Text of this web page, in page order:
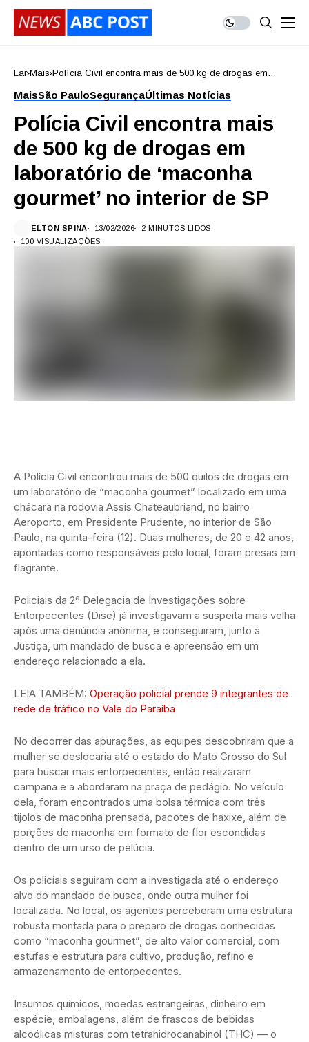
Lar Mais Polícia Civil encontra mais de 500 kg de drogas em
MaisSão PauloSegurançaÚltimas Notícias
Polícia Civil encontra mais
de 500 kg de drogas em
laboratório de ‘maconha
gourmet’ no interior de SP
ELTON SPINA 13/02/2026
2 MINUTOS LIDOS
100 VISUALIZAÇÕES
A Polícia Civil encontrou mais de 500 quilos de drogas em
um laboratório de “maconha gourmet” localizado em uma
chácara na rodovia Assis Chateaubriand, no bairro
Aeroporto, em Presidente Prudente, no interior de São
Paulo, na quinta-feira (12). Duas mulheres, de 20 e 42 anos,
apontadas como responsáveis pelo local, foram presas em
flagrante.
Policiais da 2ª Delegacia de Investigações sobre
Entorpecentes (Dise) já investigavam a suspeita mais velha
após uma denúncia anônima, e conseguiram, junto à
Justiça, um mandado de busca e apreensão em um
endereço relacionado a ela.
LEIA TAMBÉM: Operação policial prende 9 integrantes de
rede de tráfico no Vale do Paraíba
No decorrer das apurações, as equipes descobriram que a
mulher se deslocaria até o estado do Mato Grosso do Sul
para buscar mais entorpecentes, então realizaram
campana e a abordaram na praça de pedágio. No veículo
dela, foram encontrados uma bolsa térmica com três
tijolos de maconha prensada, pacotes de haxixe, além de
porções de maconha em formato de flor escondidas
dentro de um urso de pelúcia.
Os policiais seguiram com a investigada até o endereço
alvo do mandado de busca, onde outra mulher foi
localizada. No local, os agentes perceberam uma estrutura
robusta montada para o preparo de drogas conhecidas
como “maconha gourmet”, de alto valor comercial, com
estufas e estrutura para cultivo, produção, refino e
armazenamento de entorpecentes.
Insumos químicos, moedas estrangeiras, dinheiro em
espécie, embalagens, além de frascos de bebidas
alcoólicas misturas com tetrahidrocanabinol (THC) — o